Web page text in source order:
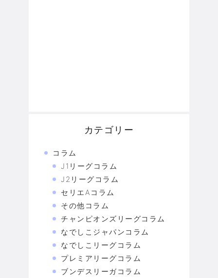
カテゴリー
コラム
J1リーグコラム
J2リーグコラム
セリエAコラム
その他コラム
チャンピオンズリーグコラム
なでしこジャパンコラム
なでしこリーグコラム
プレミアリーグコラム
ブンデスリーガコラム